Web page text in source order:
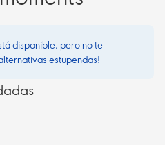
disponible, pero no te
estupendas!